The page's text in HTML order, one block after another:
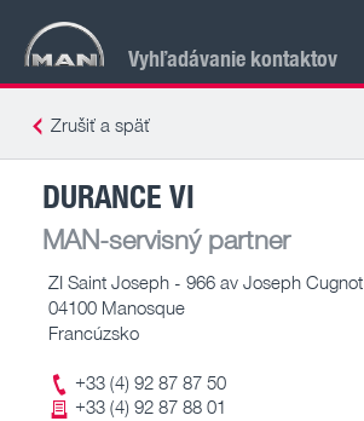
Vyhľadávanie kontaktov
Zrušiť a späť
DURANCE VI
MAN-servisný partner
ZI Saint Joseph - 966 av Joseph Cugnot
04100 Manosque
Francúzsko
+33 (4) 92 87 87 50
+33 (4) 92 87 88 01